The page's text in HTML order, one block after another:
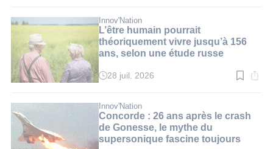
:
2
min.
Innov'Nation
L’être humain pourrait
théoriquement vivre jusqu’à 156
ans, selon une étude russe
Temps
:
3
min.
28 juil. 2026
Innov'Nation
Concorde : 26 ans après le crash
de Gonesse, le mythe du
supersonique fascine toujours